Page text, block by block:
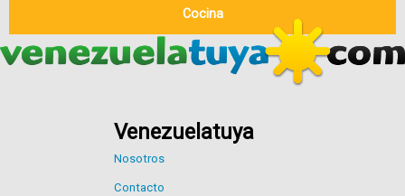
Cocina
Venezuelatuya
Nosotros
Contacto